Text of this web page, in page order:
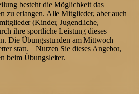
besteht die Möglichkeit das
zu erlangen. Alle Mitglieder, aber auch
(Kinder, Jugendliche,
ihre sportliche Leistung dieses
Die Übungsstunden am Mittwoch
statt. Nutzen Sie dieses Angebot,
beim Übungsleiter.